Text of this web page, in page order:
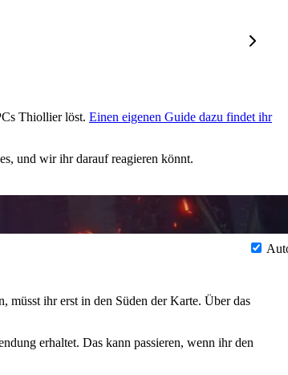
Thiollier löst. Einen eigenen Guide dazu findet ihr
und wir ihr darauf reagieren könnt.
müsst ihr erst in den Süden der Karte. Über das
erhaltet. Das kann passieren, wenn ihr den